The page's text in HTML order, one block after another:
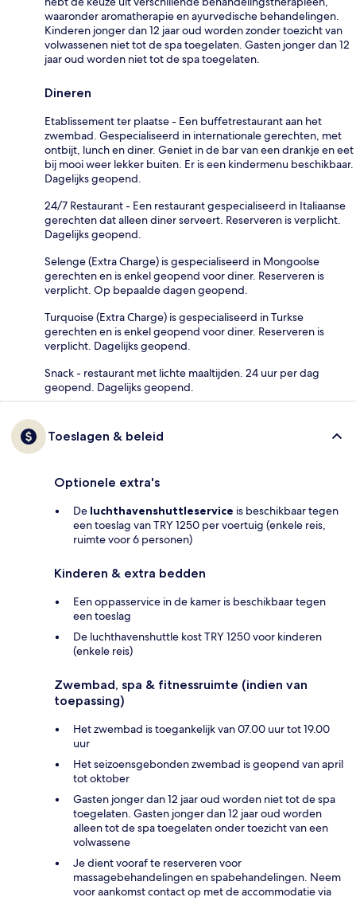
waaronder aromatherapie en ayurvedische behandelingen.
Kinderen jonger dan 12 jaar oud worden zonder toezicht van
volwassenen niet tot de spa toegelaten. Gasten jonger dan 12
jaar oud worden niet tot de spa toegelaten.
Dineren
Etablissement ter plaatse - Een buffetrestaurant aan het
zwembad. Gespecialiseerd in internationale gerechten, met
ontbijt, lunch en diner. Geniet in de bar van een drankje en eet
bij mooi weer lekker buiten. Er is een kindermenu beschikbaar.
Dagelijks geopend.
24/7 Restaurant - Een restaurant gespecialiseerd in Italiaanse
gerechten dat alleen diner serveert. Reserveren is verplicht.
Dagelijks geopend.
Selenge (Extra Charge) is gespecialiseerd in Mongoolse
gerechten en is enkel geopend voor diner. Reserveren is
verplicht. Op bepaalde dagen geopend.
Turquoise (Extra Charge) is gespecialiseerd in Turkse
gerechten en is enkel geopend voor diner. Reserveren is
verplicht. Dagelijks geopend.
Snack - restaurant met lichte maaltijden. 24 uur per dag
geopend. Dagelijks geopend.
Toeslagen & beleid
Optionele extra's
De luchthavenshuttleservice is beschikbaar tegen
een toeslag van TRY 1250 per voertuig (enkele reis,
ruimte voor 6 personen)
Kinderen & extra bedden
Een oppasservice in de kamer is beschikbaar tegen
een toeslag
De luchthavenshuttle kost TRY 1250 voor kinderen
(enkele reis)
Zwembad, spa & fitnessruimte (indien van
toepassing)
Het zwembad is toegankelijk van 07.00 uur tot 19.00
uur
Het seizoensgebonden zwembad is geopend van april
tot oktober
Gasten jonger dan 12 jaar oud worden niet tot de spa
toegelaten. Gasten jonger dan 12 jaar oud worden
alleen tot de spa toegelaten onder toezicht van een
volwassene
Je dient vooraf te reserveren voor
massagebehandelingen en spabehandelingen. Neem
voor aankomst contact op met de accommodatie via